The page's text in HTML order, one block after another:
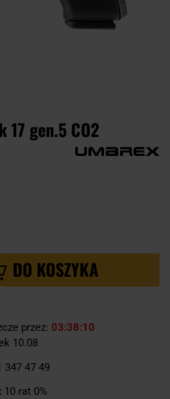
17 gen.5 CO2
DO KOSZYKA
przez: 03 38 09
10.08
347 47 49
10 rat 0%